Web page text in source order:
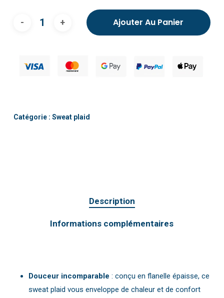
Ajouter Au Panier
Catégorie : Sweat plaid
Description
Informations complémentaires
Douceur incomparable : conçu en flanelle épaisse, ce
sweat plaid vous enveloppe de chaleur et de confort